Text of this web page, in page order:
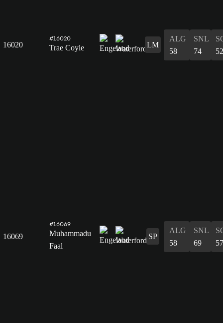
16020
#16020
Trae Coyle LM
ALG
58
SNL
74
52
16069
#16069
Muhammadu
Faal
SP
ALG
58
SNL
69
57